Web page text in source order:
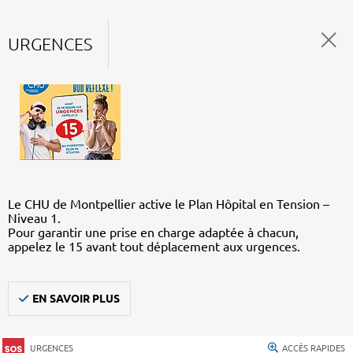
URGENCES
Le CHU de Montpellier active le Plan Hôpital en Tension –
Niveau 1.
Pour garantir une prise en charge adaptée à chacun,
appelez le 15 avant tout déplacement aux urgences.
EN SAVOIR PLUS
URGENCES ACCÈS RAPIDES